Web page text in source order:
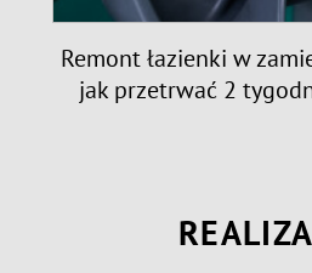
Remont łazienki w
jak przetrwać 2